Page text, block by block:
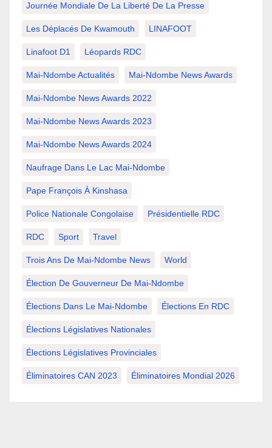
Journée Mondiale De La Liberté De La Presse
Les Déplacés De Kwamouth LINAFOOT
Linafoot D1 Léopards RDC
Mai-Ndombe Actualités Mai-Ndombe News Awards
Mai-Ndombe News Awards 2022
Mai-Ndombe News Awards 2023
Mai-Ndombe News Awards 2024
Naufrage Dans Le Lac Mai-Ndombe
Pape François À Kinshasa
Police Nationale Congolaise Présidentielle RDC
RDC Sport Travel
Trois Ans De Mai-Ndombe News World
Élection De Gouverneur De Mai-Ndombe
Élections Dans Le Mai-Ndombe Élections En RDC
Élections Législatives Nationales
Élections Législatives Provinciales
Éliminatoires CAN 2023 Éliminatoires Mondial 2026